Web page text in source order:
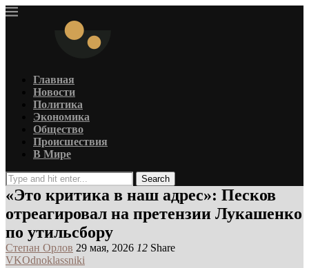
Главная
Новости
Политика
Экономика
Общество
Происшествия
В Мире
Search
«Это критика в наш адрес»: Песков
отреагировал на претензии Лукашенко
по утильсбору
Степан Орлов 29 мая, 2026 12 Share
VKOdnoklassniki